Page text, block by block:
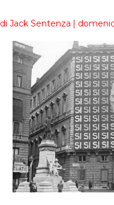
di Jack Sentenza |